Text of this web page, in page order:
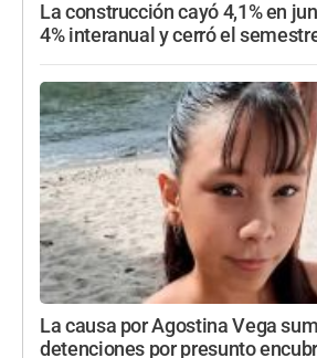
La construcción cayó 4,1% en
4% interanual y cerró el
La causa por Agostina Vega
detenciones por presunto